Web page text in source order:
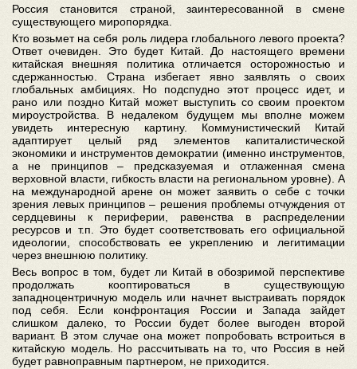
Россия становится страной, заинтересованной в смене
существующего миропорядка.
Кто возьмет на себя роль лидера глобального левого проекта?
Ответ очевиден. Это будет Китай. До настоящего времени
китайская внешняя политика отличается осторожностью и
сдержанностью. Страна избегает явно заявлять о своих
глобальных амбициях. Но подспудно этот процесс идет, и
рано или поздно Китай может выступить со своим проектом
мироустройства. В недалеком будущем мы вполне можем
увидеть интересную картину. Коммунистический Китай
адаптирует целый ряд элементов капиталистической
экономики и инструментов демократии (именно инструментов,
а не принципов – предсказуемая и отлаженная смена
верховной власти, гибкость власти на региональном уровне). А
на международной арене он может заявить о себе с точки
зрения левых принципов – решения проблемы отчуждения от
сердцевины к периферии, равенства в распределении
ресурсов и т.п. Это будет соответствовать его официальной
идеологии, способствовать ее укреплению и легитимации
через внешнюю политику.
Весь вопрос в том, будет ли Китай в обозримой перспективе
продолжать кооптироваться в существующую
западноцентричную модель или начнет выстраивать порядок
под себя. Если конфронтация России и Запада зайдет
слишком далеко, то России будет более выгоден второй
вариант. В этом случае она может попробовать встроиться в
китайскую модель. Но рассчитывать на то, что Россия в ней
будет равноправным партнером, не приходится.